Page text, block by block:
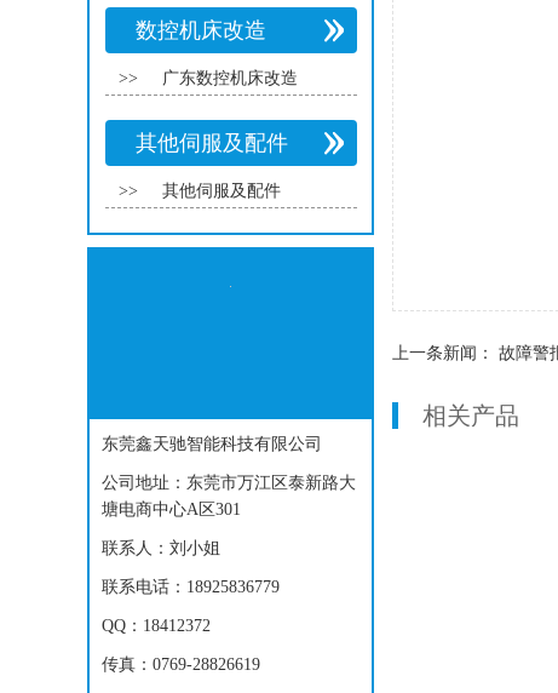
数控机床改造
>> 广东数控机床改造
其他伺服及配件
>> 其他伺服及配件
东莞鑫天驰智能科技有限公司
公司地址：东莞市万江区泰新路大
塘电商中心A区301
联系人：刘小姐
联系电话：18925836779
QQ：18412372
传真：0769-28826619
上一条新闻： 故障警
相关产品